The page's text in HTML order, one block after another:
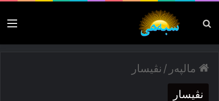
پەیدا بکە
مالپەر / نڤیسار
نڤیسار